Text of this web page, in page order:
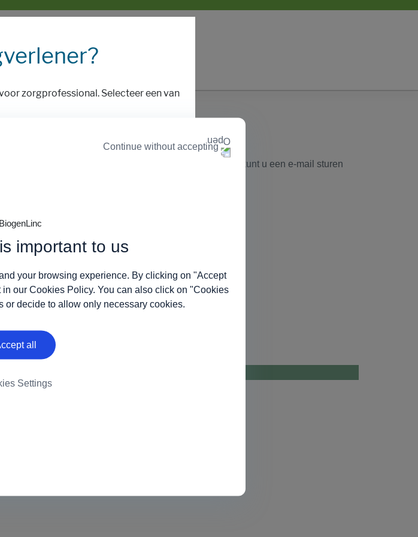
important to us
your browsing experience. By clicking on "Accept
in our Cookies Policy. You can also click on "Cookies
or decide to allow only necessary cookies.
all
Settings
Continue without accepting
over Biogen biosimilar producten aan te vragen, kunt u een e-mail sturen
zorgprofessional. Selecteer een van